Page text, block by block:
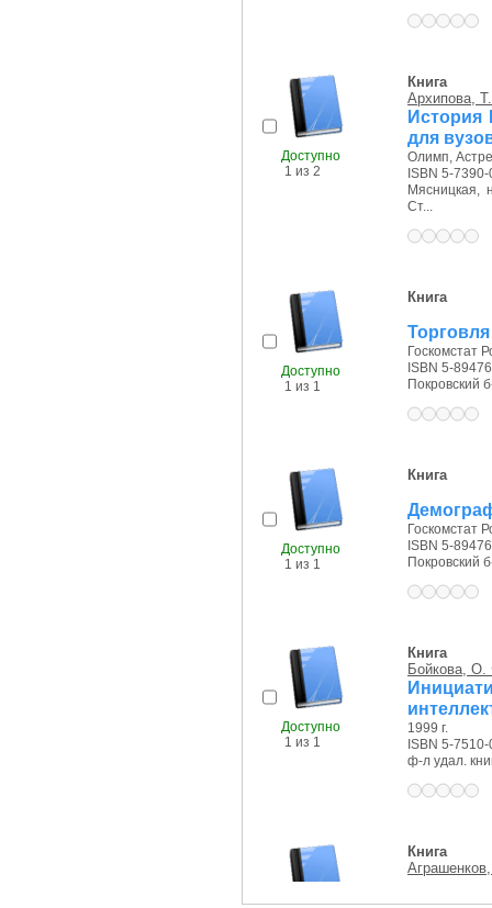
Доступно
1 из 2
Книга
Архипова,
История
для
Олимп,
ISBN 5-
Мясницкая,
Ст...
Доступно
1 из 1
Книга
Госкомстат
ISBN 5-
Покровский
Доступно
1 из 1
Книга
Госкомстат
ISBN 5-
Покровский
Доступно
1 из 1
Книга
Бойкова,
1999 г.
ISBN 5-
ф-л удал.
Книга